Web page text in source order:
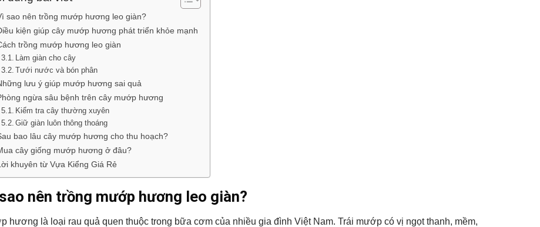
sao nên trồng mướp hương leo giàn?
kiện giúp cây mướp hương phát triển khỏe mạnh
trồng mướp hương leo giàn
Làm giàn cho cây
Tưới nước và bón phân
lưu ý giúp mướp hương sai quả
ngừa sâu bệnh trên cây mướp hương
Kiểm tra cây thường xuyên
Giữ giàn luôn thông thoáng
bao lâu cây mướp hương cho thu hoạch?
cây giống mướp hương ở đâu?
khuyên từ Vựa Kiểng Giá Rẻ
nên trồng mướp hương leo giàn?
hương là loại rau quả quen thuộc trong bữa cơm của nhiều gia đình Việt Nam. Trái mướp có vị ngọt thanh, mềm,